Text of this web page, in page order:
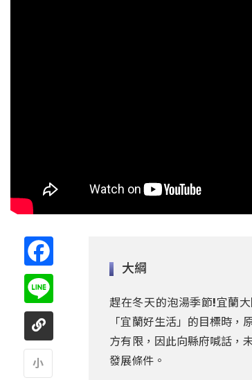
大綱
趕在冬天的泡湯季節!宜蘭
「宜蘭好生活」的目標時
方有限，因此向縣府喊話，
發展條件。